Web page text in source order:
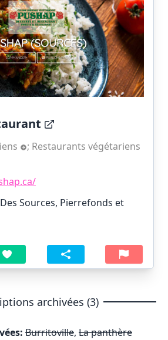
; Restaurants végétariens
Sources, Pierrefonds et
archivées (3)
Burritoville, La panthère